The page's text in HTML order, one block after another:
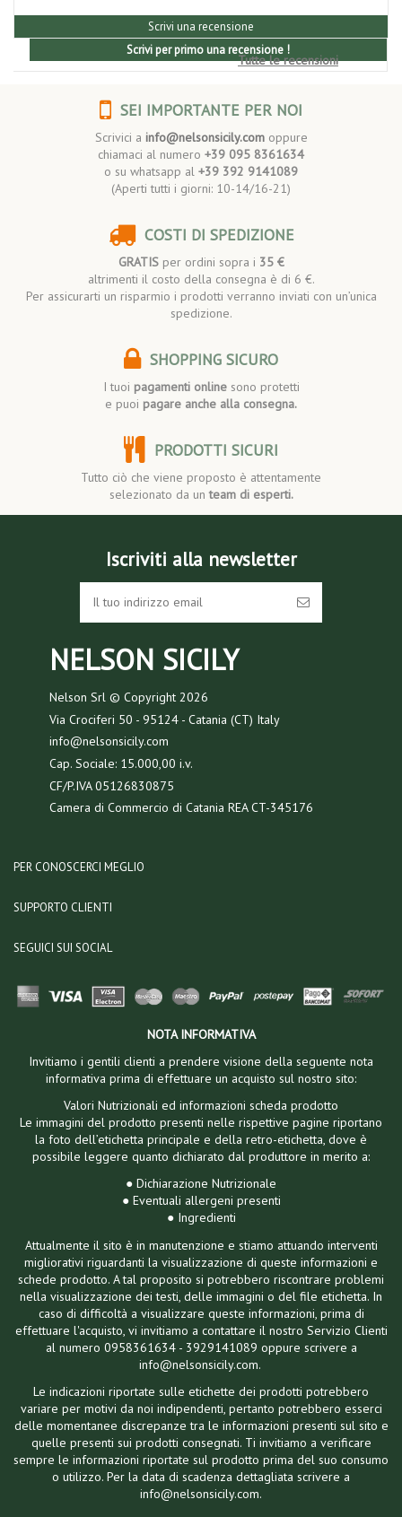
Scrivi una recensione
Tutte le recensioni
Scrivi per primo una recensione !
SEI IMPORTANTE PER NOI
Scrivici a info@nelsonsicily.comoppure
chiamaci al numero +39 095 8361634
o su whatsapp al +39 392 9141089
(Aperti tutti i giorni: 10-14/16-21)
COSTI DI SPEDIZIONE
GRATISper ordini sopra i 35 €
altrimenti il costo della consegna è di 6 €.
Per assicurarti un risparmio i prodotti verranno inviati con un’unica
spedizione.
SHOPPING SICURO
I tuoi pagamenti onlinesono protetti
e puoi pagare anche alla consegna.
PRODOTTI SICURI
Tutto ciò che viene proposto è attentamente
selezionato da unteam di esperti.
Iscriviti alla newsletter
NELSON SICILY
Nelson Srl © Copyright2026
Via Crociferi 50 - 95124 - Catania (CT) Italy
info@nelsonsicily.com
Cap. Sociale: 15.000,00 i.v.
CF/P.IVA 05126830875
Camera di Commercio di Catania REA CT-345176
PER CONOSCERCI MEGLIO
SUPPORTO CLIENTI
SEGUICI SUI SOCIAL
NOTA INFORMATIVA
Invitiamo i gentili clienti a prendere visione della seguente nota
informativa prima di effettuare un acquisto sul nostro sito:
Valori Nutrizionali ed informazioni scheda prodotto
Le immagini del prodotto presenti nelle rispettive pagine riportano
la foto dell’etichetta principale e della retro-etichetta, dove è
possibile leggere quanto dichiarato dal produttore in merito a:
● Dichiarazione Nutrizionale
● Eventuali allergeni presenti
● Ingredienti
Attualmente il sito è in manutenzione e stiamo attuando interventi
migliorativi riguardanti la visualizzazione di queste informazioni e
schede prodotto. A tal proposito si potrebbero riscontrare problemi
nella visualizzazione dei testi, delle immagini o del file etichetta. In
caso di difficoltà a visualizzare queste informazioni, prima di
effettuare l'acquisto, vi invitiamo a contattare il nostro Servizio Clienti
al numero 0958361634 - 3929141089 oppure scrivere a
info@nelsonsicily.com.
Le indicazioni riportate sulle etichette dei prodotti potrebbero
variare per motivi da noi indipendenti, pertanto potrebbero esserci
delle momentanee discrepanze tra le informazioni presenti sul sito e
quelle presenti sui prodotti consegnati. Ti invitiamo a verificare
sempre le informazioni riportate sul prodotto prima del suo consumo
o utilizzo. Per la data di scadenza dettagliata scrivere a
info@nelsonsicily.com.